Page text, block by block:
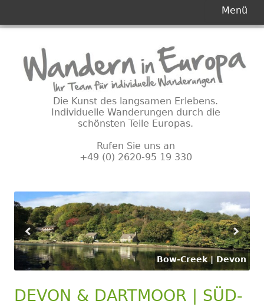
Inhalt
Die Kunst des langsamen Erlebens.
Individuelle Wanderungen durch die
schönsten Teile Europas.
Rufen Sie uns an
+49 (0) 2620-95 19 330
Menü
Bow-Creek | Devon
DEVON & DARTMOOR | SÜD-